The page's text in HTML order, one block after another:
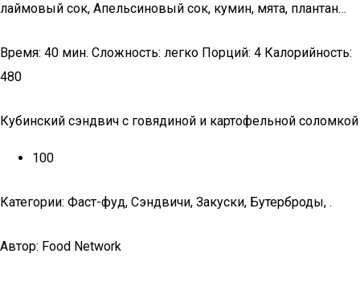
лаймовый сок, Апельсиновый сок, кумин, мята, плантан…
Время: 40 мин. Сложность: легко Порций: 4 Калорийность:
480
Кубинский сэндвич с говядиной и картофельной соломкой
100
Категории: Фаст-фуд, Сэндвичи, Закуски, Бутерброды, .
Автор: Food Network